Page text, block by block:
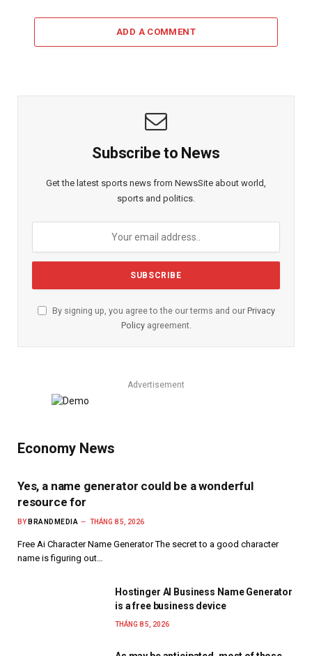
ADD A COMMENT
Subscribe to News
Get the latest sports news from NewsSite about world,
sports and politics.
By signing up, you agree to the our terms and our Privacy
Policyagreement.
Advertisement
Economy News
Yes, a name generator could be a wonderful
resource for
BY BRANDMEDIA THÁNG 8 5, 2026
Free Ai Character Name Generator The secret to a good character
name is figuring out…
Hostinger AI Business Name Generator
is a free business device
THÁNG 8 5, 2026